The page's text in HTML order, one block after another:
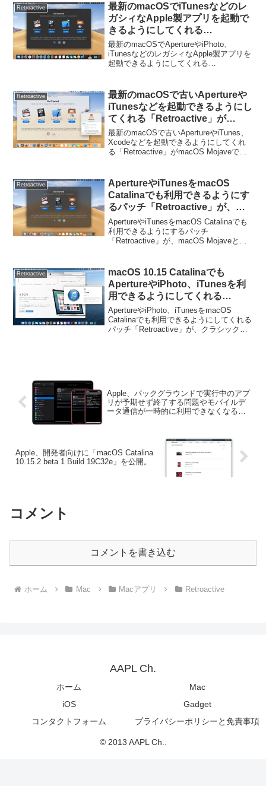
Retroactive
最新のmacOSでiTunesなどのレ
ガシィなApple製アプリを起動で
きるようにしてくれる
「Retroactive」パッチがmacOS
MojaveでXcode 11.4のアンロッ
クに対応。
最新のmacOSでApertureやiPhoto、
iTunesなどのレガシィなApple製アプリを
起動できるようにしてくれる
ます。詳細は...
Retroactive
最新のmacOSで古いApertureや
iTunesなどを起動できるようにし
てくれる「Retroactive」が
macOS MojaveでのXcode 11.6
のアンロックとmacOS 11 Big
Surを実験的にサポート。
最新のmacOSで古いApertureやiTunes、
Xcodeなどを起動できるようにしてくれ
る「Retroactive」がmacOS Mojaveでの
Retroactive
ApertureやiTunesをmacOS
Catalinaでも利用できるようにす
るパッチ「Retroactive」が、
macOS MojaveとHigh Sierraで
Final Cut Pro 7やLogic Pro 9に
対応。
ApertureやiTunesをmacOS Catalinaでも
利用できるようにするパッチ
「Retroactive」が、macOS Mojaveと
Retroactive
macOS 10.15 Catalinaでも
ApertureやiPhoto、iTunesを利
用できるようにしてくれる
「Retroactive」パッチがクラシ
ックスタイルの「iTunes v11.4」
に対応。
ApertureやiPhoto、iTunesをmacOS
Catalinaでも利用できるようにしてくれる
パッチ「Retroactive」が、クラシックス
Apple、バックグラウンドで実行中のアプ
リが予期せず終了する問題やモバイルデ
ータ通信が一時的に利用できなくなる不
Apple、開発者向けに「macOS Catalina
10.15.2 beta 1 Build 19C32e」を公開。
コメント
コメントを書き込む
ホーム Mac Macアプリ Retroactive
AAPL Ch.
ホーム
Mac
iOS
Gadget
コンタクトフォーム
プライバシーポリシーと免責事項
© 2013 AAPL Ch..